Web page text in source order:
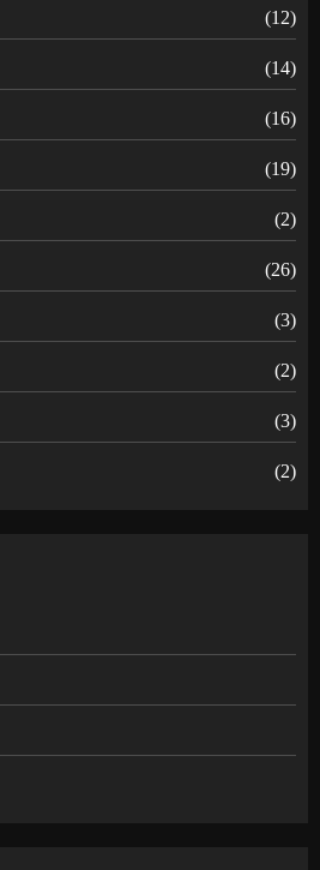
(12)
(14)
(16)
(19)
(2)
(26)
(3)
(2)
(3)
(2)